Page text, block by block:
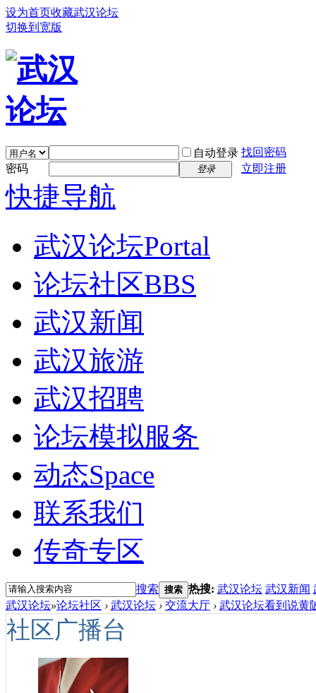
设为首页收藏武汉论坛
切换到宽版
自动登录 找回密码
密码
登录 立即注册
快捷导航
武汉论坛Portal
论坛社区BBS
武汉新闻
武汉旅游
武汉招聘
论坛模拟服务
动态Space
联系我们
传奇专区
搜索 搜索 热搜: 武汉论坛 武汉新闻
武汉论坛»论坛社区 › 武汉论坛 › 交流大厅 › 武汉论坛看到说黄
社区广播台